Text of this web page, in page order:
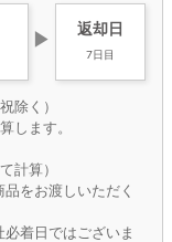
▶
返却日
7日目
除く）
します。
計算）
をお渡しいただく
着日ではございま